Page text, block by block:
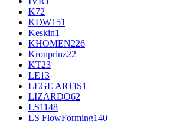
K72
KDW151
Keskin1
KHOMEN226
Kronprinz22
KT23
LE13
LEGE ARTIS1
LIZARDO62
LS1148
LS FlowForming140